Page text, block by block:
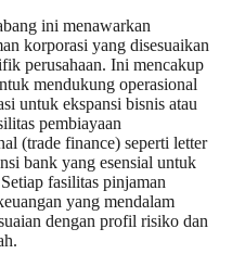
ini menawarkan
korporasi yang disesuaikan
perusahaan. Ini mencakup
mendukung operasional
untuk ekspansi bisnis atau
pembiayaan
(trade finance) seperti letter
bank yang esensial untuk
fasilitas pinjaman
yang mendalam
dengan profil risiko dan